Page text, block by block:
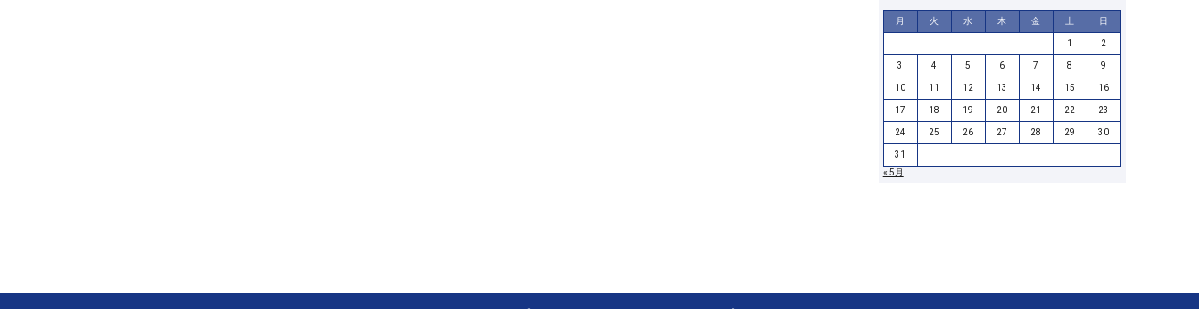
月 火 水 木 金 土 日
1 2
3 4 5 6 7 8 9
10 11 12 13 14 15 16
17 18 19 20 21 22 23
24 25 26 27 28 29 30
31
« 5月